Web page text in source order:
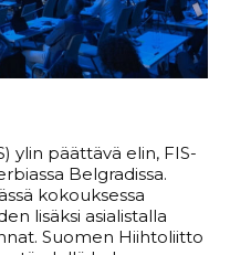
ylin päättävä elin, FIS-
Belgradissa.
kokouksessa
lisäksi asialistalla
Suomen Hiihtoliitto